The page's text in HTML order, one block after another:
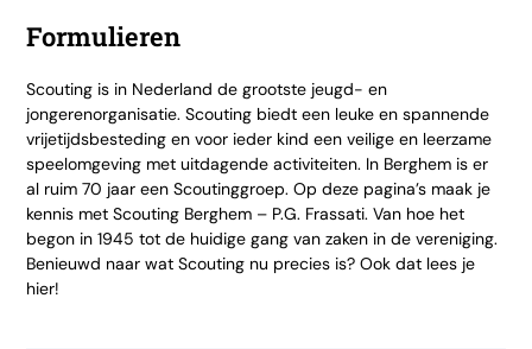
Formulieren
Scouting is in Nederland de grootste jeugd- en
jongerenorganisatie. Scouting biedt een leuke en spannende
vrijetijdsbesteding en voor ieder kind een veilige en leerzame
speelomgeving met uitdagende activiteiten. In Berghem is er
al ruim 70 jaar een Scoutinggroep. Op deze pagina’s maak je
kennis met Scouting Berghem – P.G. Frassati. Van hoe het
begon in 1945 tot de huidige gang van zaken in de vereniging.
Benieuwd naar wat Scouting nu precies is? Ook dat lees je
hier!